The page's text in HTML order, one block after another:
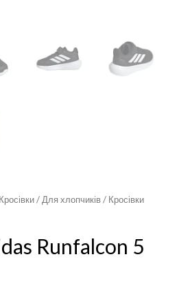
Кросівки/ Для хлопчиків/ Кросівки
Runfalcon 5